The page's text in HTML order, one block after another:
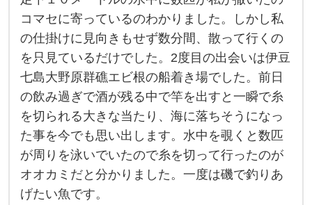
も
オ
カ
ミ
と
呼
ば
れ
る
メ
ー
タ
ー
級
の
大
物
コマセに寄っているのわかりました。しかし私
の仕掛けに見向きもせず数分間、散って行くの
を只見ているだけでした。2度目の出会いは伊豆
七島大野原群礁エビ根の船着き場でした。前日
の飲み過ぎで酒が残る中で竿を出すと一瞬で糸
を切られる大きな当たり、海に落ちそうになっ
た事を今でも思い出します。水中を覗くと数匹
が周りを泳いでいたので糸を切って行ったのが
オオカミだと分かりました。一度は磯で釣りあ
げたい魚です。